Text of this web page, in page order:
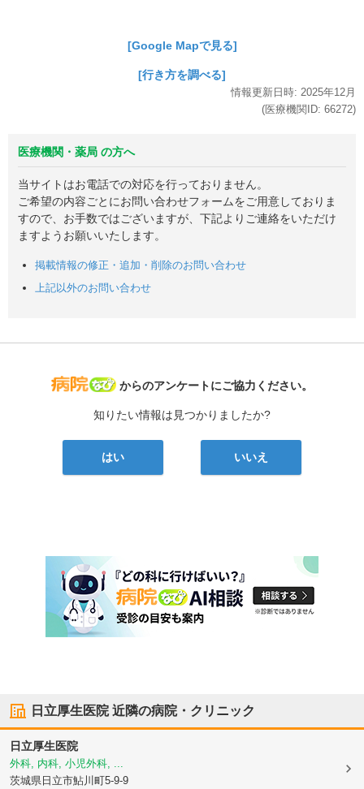
[Google Mapで見る]
[行き方を調べる]
情報更新日時: 2025年12月
(医療機関ID: 66272)
医療機関・薬局 の方へ
当サイトはお電話での対応を行っておりません。
ご希望の内容ごとにお問い合わせフォームをご用意しておりま
すので、お手数ではございますが、下記よりご連絡をいただけ
ますようお願いいたします。
掲載情報の修正・追加・削除のお問い合わせ
上記以外のお問い合わせ
病院なび
からのアンケートにご協力ください。
知りたい情報は見つかりましたか?
はい いいえ
日立厚生医院近隣の病院・クリニック
日立厚生医院
外科, 内科, 小児外科, ...
茨城県日立市鮎川町5-9-9